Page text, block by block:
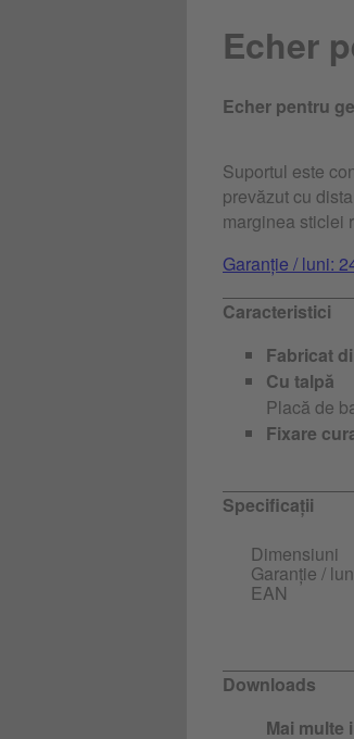
Echer
Echer pentru
Suportul este
prevăzut cu
marginea sticlei
Garanție / luni:
Caracteristici
Fabricat
Cu talpă
Placă de
Fixare
Specificații
Dimensiuni
Garanție /
EAN
Downloads
Mai multe